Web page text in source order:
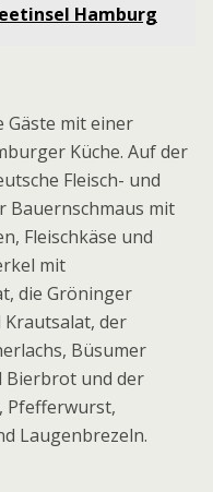
Hamburg
Gäste mit einer
Küche. Auf der
Fleisch- und
Bauernschmaus mit
Fleischkäse und
mit
die Gröninger
der
Büsumer
Bierbrot und der
Pfefferwurst,
Laugenbrezeln.